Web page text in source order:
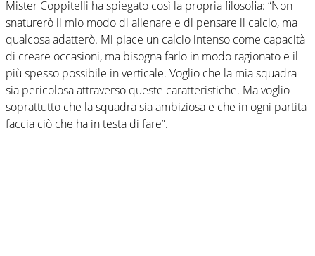
Mister Coppitelli ha spiegato così la propria filosofia: “Non
snaturerò il mio modo di allenare e di pensare il calcio, ma
qualcosa adatterò. Mi piace un calcio intenso come capacità
di creare occasioni, ma bisogna farlo in modo ragionato e il
più spesso possibile in verticale. Voglio che la mia squadra
sia pericolosa attraverso queste caratteristiche. Ma voglio
soprattutto che la squadra sia ambiziosa e che in ogni partita
faccia ciò che ha in testa di fare”.